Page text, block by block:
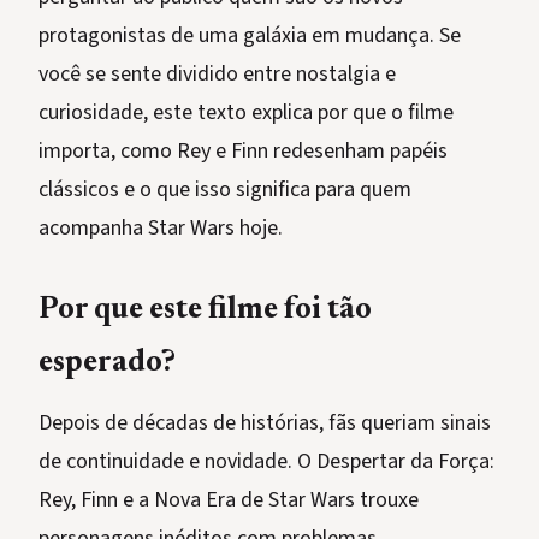
protagonistas de uma galáxia em mudança. Se
você se sente dividido entre nostalgia e
curiosidade, este texto explica por que o filme
importa, como Rey e Finn redesenham papéis
clássicos e o que isso significa para quem
acompanha Star Wars hoje.
Por que este filme foi tão
esperado?
Depois de décadas de histórias, fãs queriam sinais
de continuidade e novidade. O Despertar da Força:
Rey, Finn e a Nova Era de Star Wars trouxe